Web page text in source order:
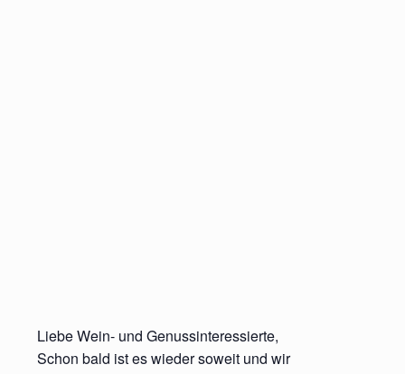
Liebe Wein- und Genussinteressierte,
Schon bald ist es wieder soweit und wir